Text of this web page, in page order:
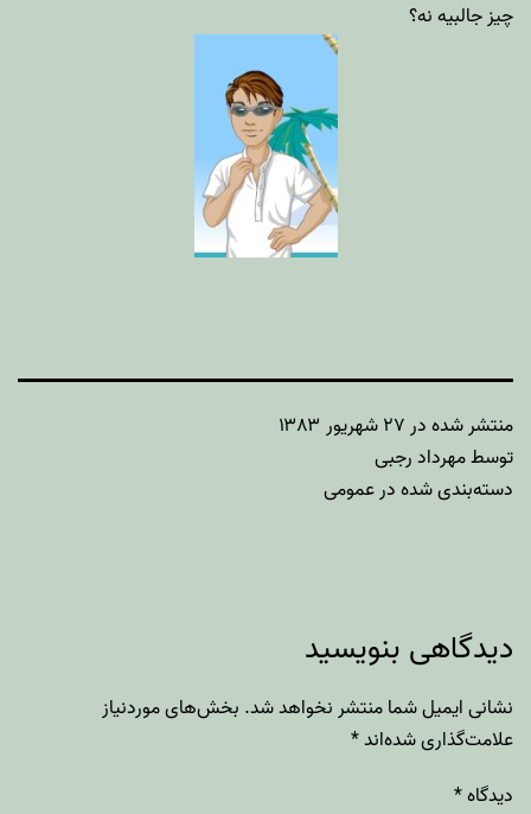
چیز جالبیه نه؟
منتشر شده در ۲۷ شهریور ۱۳۸۳
توسطمهرداد رجبی
دسته‌بندی شده درعمومی
دیدگاهی بنویسید
نشانی ایمیل شما منتشر نخواهد شد. بخش‌های موردنیاز
علامت‌گذاری شده‌اند*
دیدگاه*